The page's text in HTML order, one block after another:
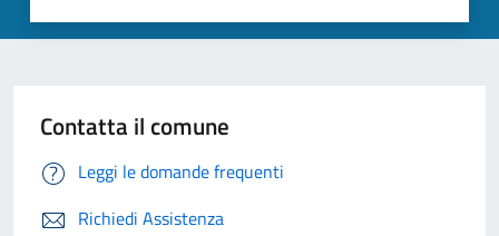
Contatta il comune
Leggi le domande frequenti
Richiedi Assistenza